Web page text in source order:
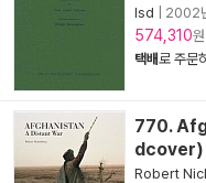
Isd
2002
574,310
택배로 주문
770.
dcover)
Robert